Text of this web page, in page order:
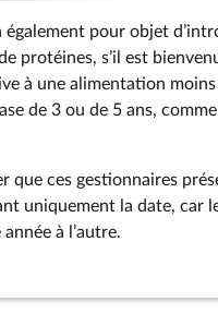
du territoire
également pour objet
protéines, s’il est
à une alimentation
de 3 ou de 5 ans,
que ces gestionnaires
uniquement la date, car
à l’autre.